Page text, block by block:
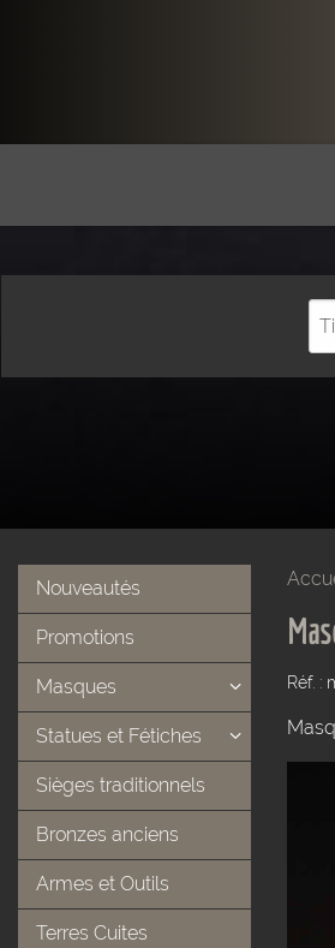
Nouveautés
Promotions
Masques
Statues et Fétiches
Sièges traditionnels
Bronzes anciens
Armes et Outils
Terres Cuites
Réf. :